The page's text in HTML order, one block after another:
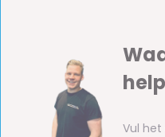
Vul